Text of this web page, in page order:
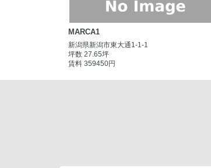
MARCA1
新潟県新潟市東大通1-1-1
坪数 27.65坪
賃料 359450円